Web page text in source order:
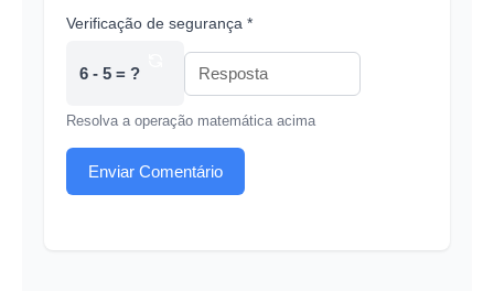
Verificação de segurança *
6 - 5 = ?
Resolva a operação matemática acima
Enviar Comentário